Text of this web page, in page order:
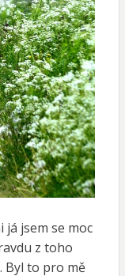
já jsem se moc
z toho
Byl to pro mě